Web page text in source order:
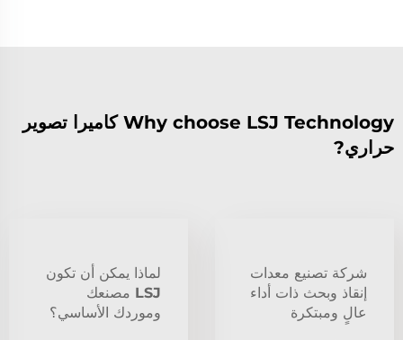
Why choose LSJ Technology كاميرا تصوير
حراري?
شركة تصنيع معدات
إنقاذ وبحث ذات أداء
عالٍ ومبتكرة
لماذا يمكن أن تكون
LSJ مصنعك
وموردك الأساسي؟